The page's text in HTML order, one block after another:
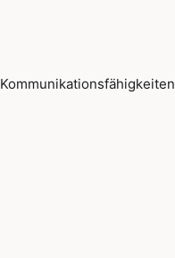
Kommunikationsfähigkeiten